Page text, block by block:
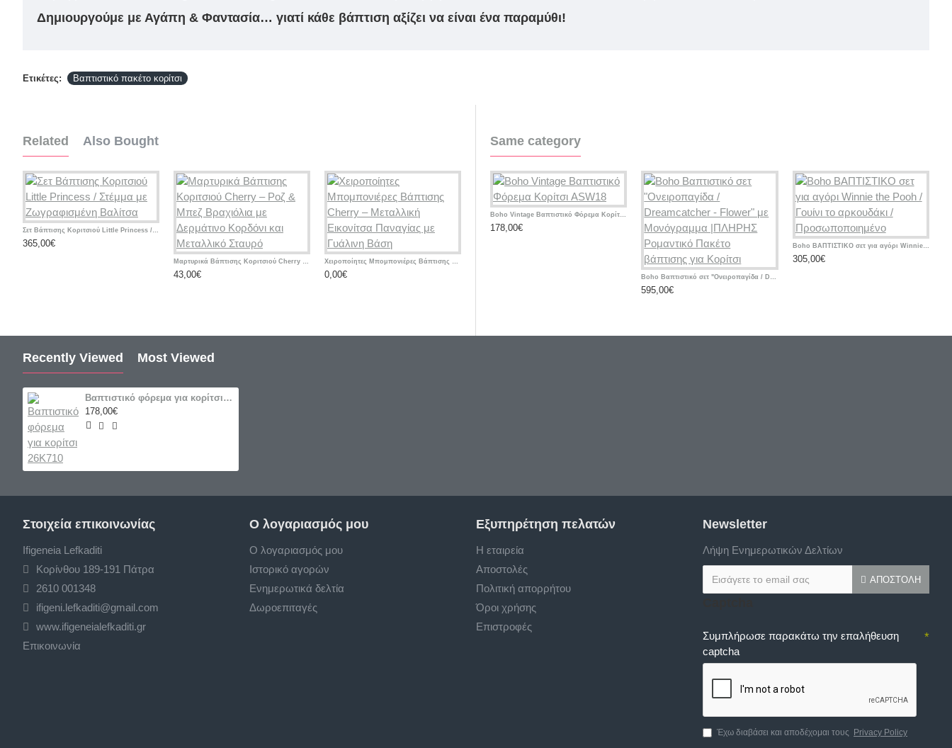
Δημιουργούμε με Αγάπη & Φαντασία… γιατί κάθε βάπτιση αξίζει να είναι ένα παραμύθι!
Ετικέτες: Βαπτιστικό πακέτο κορίτσι
Related Also Bought
Σετ Βάπτισης Κοριτσιού Little Princess / Στέμμα με Ζωγραφισμένη Βαλίτσα
365,00€
Μαρτυρικά Βάπτισης Κοριτσιού Cherry – Ροζ & Μπεζ Βραχιόλια με Δερμάτινο Κορδόνι και Μεταλλικό Σταυρό
43,00€
Χειροποίητες Μπομπονιέρες Βάπτισης Cherry – Μεταλλική Εικονίτσα Παναγίας με Γυάλινη Βάση
0,00€
315,00€
69,00€
Same category
Boho Vintage Βαπτιστικό Φόρεμα Κορίτσι ASW18
178,00€
Boho Βαπτιστικό σετ "Ονειροπαγίδα / Dreamcatcher - Flower" με Μονόγραμμα |ΠΛΗΡΗΣ Ρομαντικό Πακέτο βάπτισης για Κορίτσι
595,00€
Boho ΒΑΠΤΙΣΤΙΚΟ σετ για αγόρι Winnie the Pooh / Γουίνι το αρκουδάκι / Προσωποποιημένο
305,00€
Recently Viewed Most Viewed
Βαπτιστικό φόρεμα για κορίτσι 26K710
178,00€
Στοιχεία επικοινωνίας
Ifigeneia Lefkaditi
Κορίνθου 189-191 Πάτρα
2610 001348
ifigeni.lefkaditi@gmail.com
www.ifigeneialefkaditi.gr
Επικοινωνία
Ο λογαριασμός μου
Ο λογαριασμός μου
Ιστορικό αγορών
Ενημερωτικά δελτία
Δωροεπιταγές
Εξυπηρέτηση πελατών
Η εταιρεία
Αποστολές
Πολιτική απορρήτου
Όροι χρήσης
Επιστροφές
Newsletter
Λήψη Ενημερωτικών Δελτίων
ΑΠΟΣΤΟΛΉ
Συμπλήρωσε παρακάτω την επαλήθευση
captcha
Έχω διαβάσει και αποδέχομαι τους Privacy Policy